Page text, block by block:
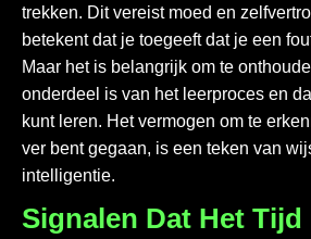
trekken. Dit vereist moed en
betekent dat je toegeeft dat je een
Maar het is belangrijk om te
onderdeel is van het leerproces en
kunt leren. Het vermogen om te
ver bent gegaan, is een teken van
intelligentie.
Signalen Dat Het